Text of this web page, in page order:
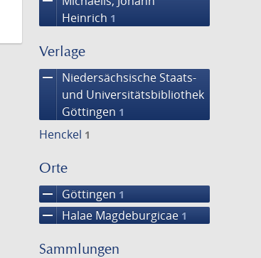
Heinrich 1
Verlage
remove
Niedersächsische Staats-
und Universitätsbibliothek
Göttingen 1
Henckel 1
Orte
remove Göttingen 1
remove Halae Magdeburgicae 1
Sammlungen